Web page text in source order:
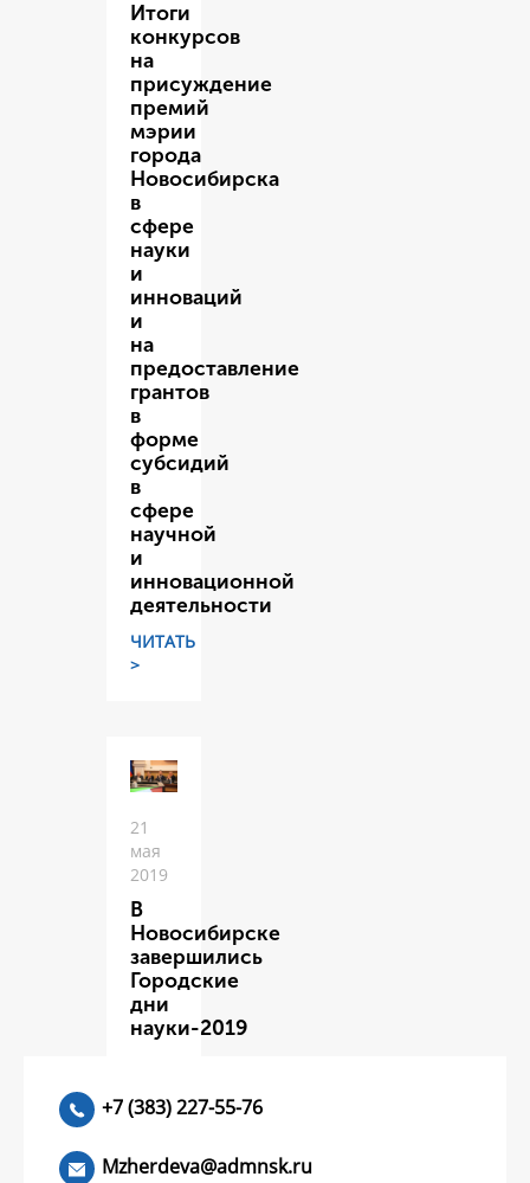
Итоги
конкурсов
на
присуждение
премий
мэрии
города
Новосибирска
в
сфере
науки
и
инноваций
и
на
предоставление
грантов
в
форме
субсидий
в
сфере
научной
и
инновационной
деятельности
ЧИТАТЬ
>
21
мая
2019
В
Новосибирске
завершились
Городские
дни
науки-2019
+7 (383) 227-55-76
Mzherdeva@admnsk.ru